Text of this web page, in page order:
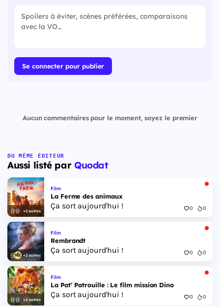
Se connecter pour publier
Aucun commentaires pour le moment, soyez le premier
DU MÊME ÉDITEUR
Aussi listé par Quodat
+2 autres
Film
La Ferme des animaux
Ça sort aujourd'hui ! 0 0
+2 autres
Film
Rembrandt
Ça sort aujourd'hui ! 0 0
+2 autres
Film
La Pat’ Patrouille : Le film mission Dino
Ça sort aujourd'hui ! 0 0